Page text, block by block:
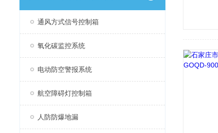
通风方式信号控制箱
氧化碳监控系统
电动防空警报系统
航空障碍灯控制箱
人防防爆地漏